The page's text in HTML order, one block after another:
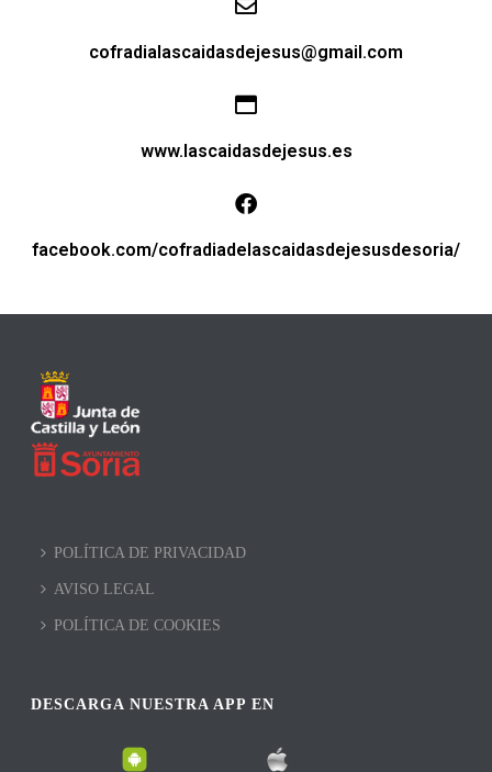
cofradialascaidasdejesus@gmail.com
www.lascaidasdejesus.es
facebook.com/cofradiadelascaidasdejesusdesoria/
POLÍTICA DE PRIVACIDAD
AVISO LEGAL
POLÍTICA DE COOKIES
DESCARGA NUESTRA APP EN